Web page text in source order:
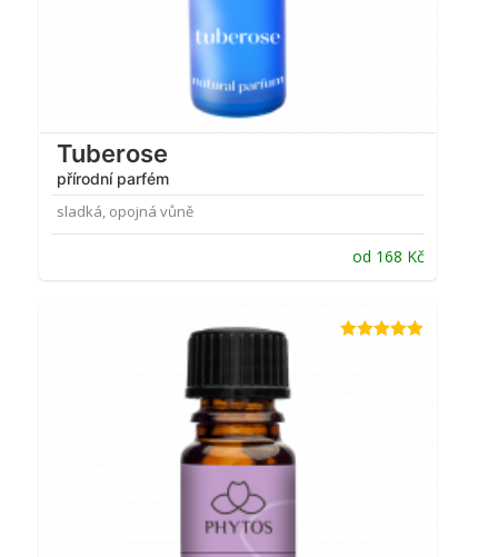
Tuberose
přírodní parfém
sladká, opojná vůně
od 168 Kč